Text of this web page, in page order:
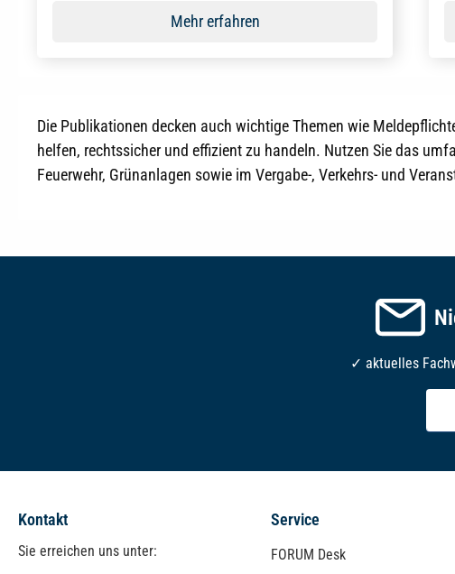
Mehr erfahren
Die Publikationen decken auch wichtige Themen wie
helfen, rechtssicher und effizient zu handeln. Nutzen Sie das
Feuerwehr, Grünanlagen sowie im Vergabe-, Verkehrs- und
✓ aktuelles
Kontakt
Sie erreichen uns unter:
Service
FORUM Desk